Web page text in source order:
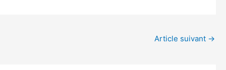
Article suivant →